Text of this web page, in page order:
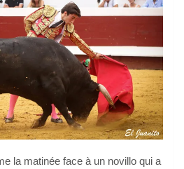
la matinée face à un novillo qui a